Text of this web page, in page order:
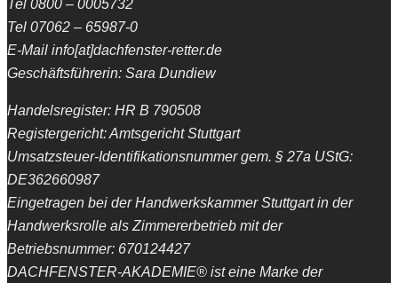
Tel 0800 – 0005732
Tel 07062 – 65987-0
E-Mail info[at]dachfenster-retter.de
Geschäftsführerin: Sara Dundiew
Handelsregister: HR B 790508
Registergericht: Amtsgericht Stuttgart
Umsatzsteuer-Identifikationsnummer gem. § 27a UStG:
DE362660987
Eingetragen bei der Handwerkskammer Stuttgart in der
Handwerksrolle als Zimmererbetrieb mit der
Betriebsnummer: 670124427
DACHFENSTER-AKADEMIE® ist eine Marke der